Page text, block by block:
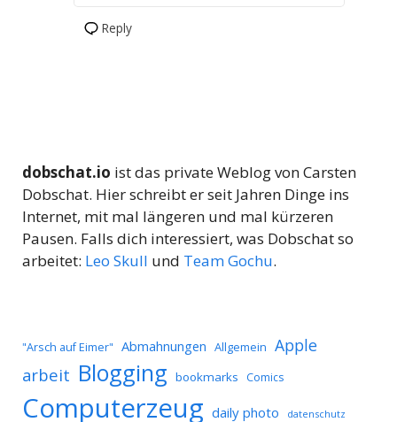
Reply
dobschat.io ist das private Weblog von Carsten
Dobschat. Hier schreibt er seit Jahren Dinge ins
Internet, mit mal längeren und mal kürzeren
Pausen. Falls dich interessiert, was Dobschat so
arbeitet: Leo Skull und Team Gochu.
"Arsch auf Eimer" Abmahnungen Allgemein Apple
arbeit Blogging bookmarks Comics
Computerzeug daily photo datenschutz